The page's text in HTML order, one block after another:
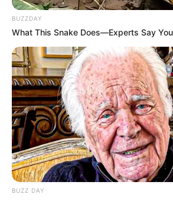
ACS E ACE
Aposentadoria especial do PLP 185:
muda com a nova rota do Projeto
Deputados.
Agosto 08, 2026
PUBLICAÇÃO RECENTE
Tablets: DEL-PI faz entrega de
equipamento para Agentes
Comunitários de Saúde
BUZZDAY
What This Snake Does—Experts Say
BUZZ DAY